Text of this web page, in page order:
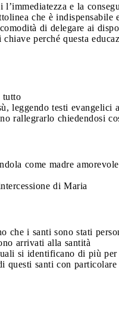
e la
che è
di delegare ai
perché questa
tutto
leggendo testi evangelici
rallegrarlo chiedendosi
come madre
di Maria
che i santi sono stati
arrivati alla santità
si identificano di più
questi santi con